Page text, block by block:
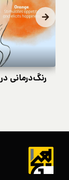
رنگ‌درمانی